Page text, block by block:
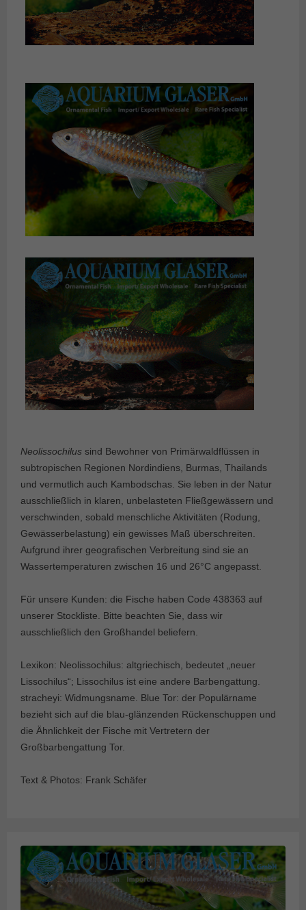
Neolissochilus sind Bewohner von Primärwaldflüssen in
subtropischen Regionen Nordindiens, Burmas, Thailands
und vermutlich auch Kambodschas. Sie leben in der Natur
ausschließlich in klaren, unbelasteten Fließgewässern und
verschwinden, sobald menschliche Aktivitäten (Rodung,
Gewässerbelastung) ein gewisses Maß überschreiten.
Aufgrund ihrer geografischen Verbreitung sind sie an
Wassertemperaturen zwischen 16 und 26°C angepasst.
Für unsere Kunden: die Fische haben Code 438363 auf
unserer Stockliste. Bitte beachten Sie, dass wir
ausschließlich den Großhandel beliefern.
Lexikon: Neolissochilus: altgriechisch, bedeutet „neuer
Lissochilus“; Lissochilus ist eine andere Barbengattung.
stracheyi: Widmungsname. Blue Tor: der Populärname
bezieht sich auf die blau-glänzenden Rückenschuppen und
die Ähnlichkeit der Fische mit Vertretern der
Großbarbengattung Tor.
Text & Photos: Frank Schäfer